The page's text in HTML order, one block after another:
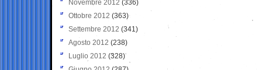
Novembre 2012 (336)
Ottobre 2012 (363)
Settembre 2012 (341)
Agosto 2012 (238)
Luglio 2012 (328)